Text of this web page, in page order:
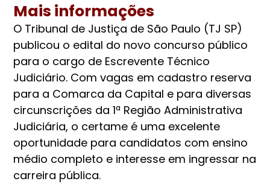
Mais informações
O Tribunal de Justiça de São Paulo (TJ SP)
publicou o edital do novo concurso público
para o cargo de Escrevente Técnico
Judiciário. Com vagas em cadastro reserva
para a Comarca da Capital e para diversas
circunscrições da 1ª Região Administrativa
Judiciária, o certame é uma excelente
oportunidade para candidatos com ensino
médio completo e interesse em ingressar na
carreira pública.